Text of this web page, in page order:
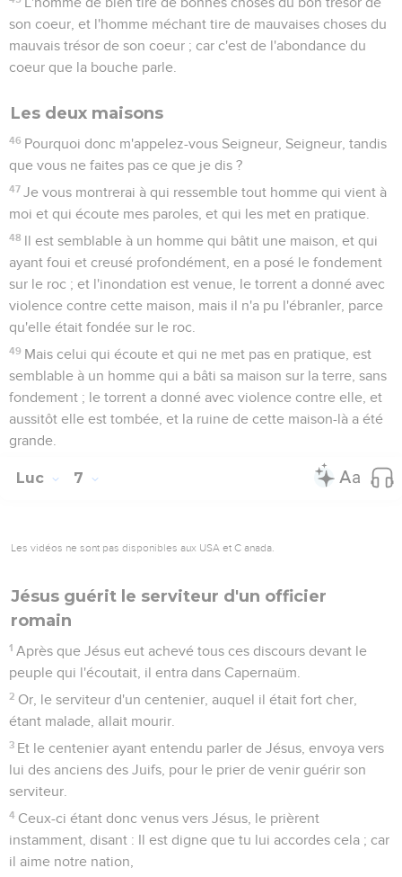
son coeur, et l'homme méchant tire de mauvaises choses du
mauvais trésor de son coeur ; car c'est de l'abondance du
coeur que la bouche parle.
Les deux maisons
46 Pourquoi donc m'appelez-vous Seigneur, Seigneur, tandis
que vous ne faites pas ce que je dis ?
47 Je vous montrerai à qui ressemble tout homme qui vient à
moi et qui écoute mes paroles, et qui les met en pratique.
48 ll est semblable à un homme qui bâtit une maison, et qui
ayant foui et creusé profondément, en a posé le fondement
sur le roc ; et l'inondation est venue, le torrent a donné avec
violence contre cette maison, mais il n'a pu l'ébranler, parce
qu'elle était fondée sur le roc.
49 Mais celui qui écoute et qui ne met pas en pratique, est
semblable à un homme qui a bâti sa maison sur la terre, sans
fondement ; le torrent a donné avec violence contre elle, et
aussitôt elle est tombée, et la ruine de cette maison-là a été
grande.
Luc 7
Les vidéos ne sont pas disponibles aux USA et C anada.
Jésus guérit le serviteur d'un officier
romain
1 Après que Jésus eut achevé tous ces discours devant le
peuple qui l'écoutait, il entra dans Capernaüm.
2 Or, le serviteur d'un centenier, auquel il était fort cher,
étant malade, allait mourir.
3 Et le centenier ayant entendu parler de Jésus, envoya vers
lui des anciens des Juifs, pour le prier de venir guérir son
serviteur.
4 Ceux-ci étant donc venus vers Jésus, le prièrent
instamment, disant : Il est digne que tu lui accordes cela ; car
il aime notre nation,